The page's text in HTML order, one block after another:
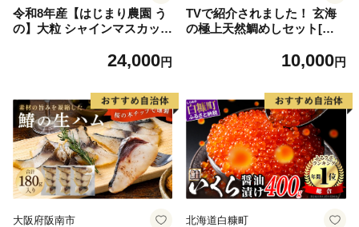
令和8年産【はじまり農園 う
の】大粒 シャインマスカット
河北町産 【河北町観光物産協
24,000円
TVで紹介されました！ 玄海
の極上天然鯛めしセット[鯛
だし]【010-0001】10,000円
大阪府阪南市 北海道白糠町